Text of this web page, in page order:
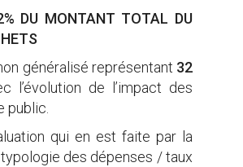
DU MONTANT TOTAL DU
généralisé représentant 32
l’évolution de l’impact des
public.
qui en est faite par la
des dépenses / taux